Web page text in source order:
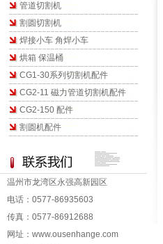
管道切割机
割圆切割机
焊接小车 角焊小车
烘箱 保温桶
CG1-30系列切割机配件
CG2-11 磁力管道切割机配件
CG2-150 配件
割圆机配件
温州市龙湾区永强高新园区
电话：0577-86935603
传真：0577-86912688
网址： www.ousenhange.com